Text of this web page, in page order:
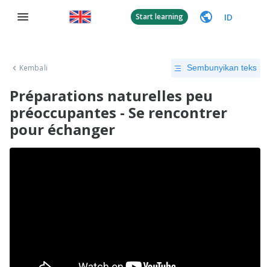
Start learning ID
Kembali Sembunyikan teks
Préparations naturelles peu
préoccupantes - Se rencontrer
pour échanger